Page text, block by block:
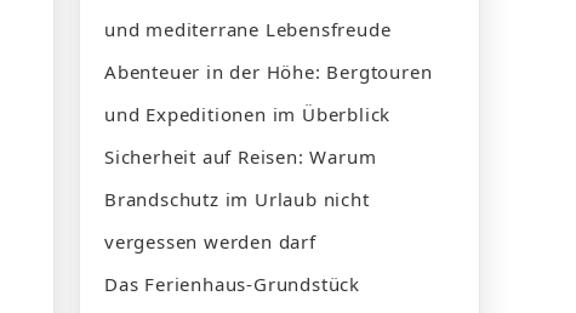
und mediterrane Lebensfreude
Abenteuer in der Höhe: Bergtouren
und Expeditionen im Überblick
Sicherheit auf Reisen: Warum
Brandschutz im Urlaub nicht
vergessen werden darf
Das Ferienhaus-Grundstück